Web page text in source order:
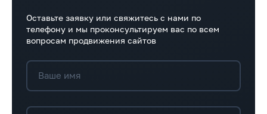
Оставьте заявку или свяжитесь с нами по
телефону и мы проконсультируем вас по всем
вопросам продвижения сайтов
Ваше имя